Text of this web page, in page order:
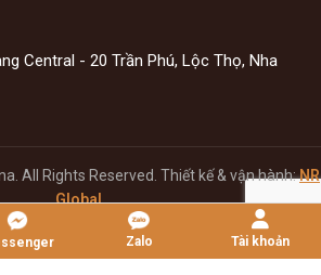
Zalo Tài khoản
Central - 20 Trần Phú, Lộc Thọ, Nha
All Rights Reserved. Thiết kế & vận hành:NR
Global